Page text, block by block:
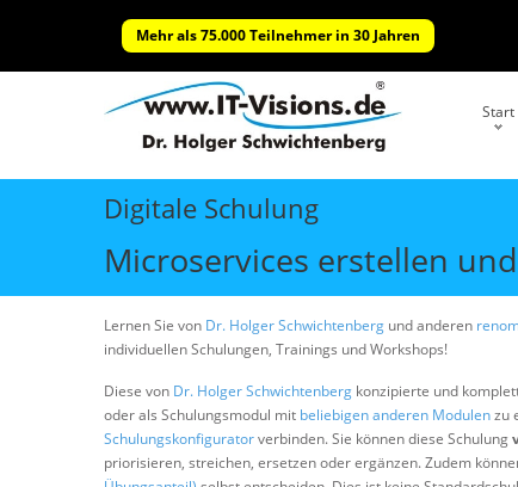
Mehr als 75.000 Teilnehmer in 30 Jahren
Start
Digitale Schulung
Microservices erstellen
Lernen Sie von Dr. Holger Schwichtenberg und anderen
individuellen Schulungen, Trainings und Workshops!
Diese von Dr. Holger Schwichtenberg konzipierte und
oder als Schulungsmodul mit beliebigen anderen Modulenzu
Schulungskonfiguratorverbinden. Sie können diese Schulung
priorisieren, streichen, ersetzen oder ergänzen. Zudem